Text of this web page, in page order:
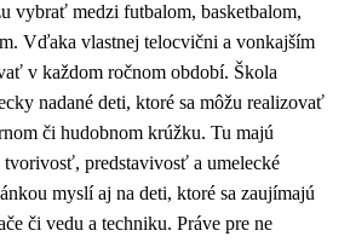
vybrať medzi futbalom, basketbalom,
Vďaka vlastnej telocvični a vonkajším
v každom ročnom období. Škola
nadané deti, ktoré sa môžu realizovať
či hudobnom krúžku. Tu majú
predstavivosť a umelecké
myslí aj na deti, ktoré sa zaujímajú
či vedu a techniku. Práve pre ne